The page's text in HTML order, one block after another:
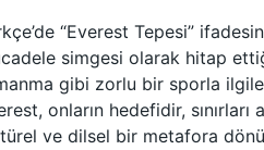
“Everest Tepesi”
simgesi olarak hitap
gibi zorlu bir sporla
onların hedefidir,
ve dilsel bir metafora